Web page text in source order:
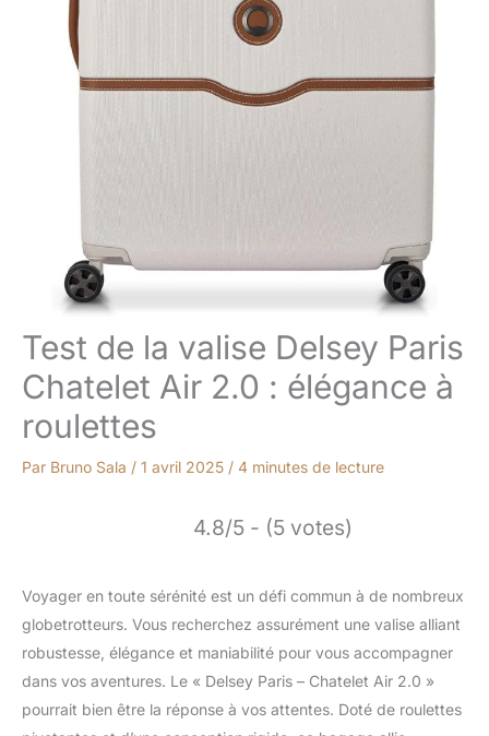
Test de la valise Delsey Paris
Chatelet Air 2.0 : élégance à
roulettes
Par Bruno Sala / 1 avril 2025 / 4 minutes de lecture
4.8/5 - (5 votes)
Voyager en toute sérénité est un défi commun à de nombreux
globetrotteurs. Vous recherchez assurément une valise alliant
robustesse, élégance et maniabilité pour vous accompagner
dans vos aventures. Le « Delsey Paris – Chatelet Air 2.0 »
pourrait bien être la réponse à vos attentes. Doté de roulettes